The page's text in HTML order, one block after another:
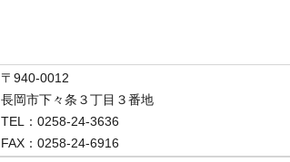
〒940-0012
長岡市下々条３丁目３番地
TEL：0258-24-3636
FAX：0258-24-6916